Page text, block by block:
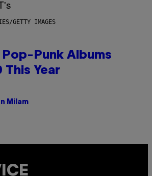
GETTY IMAGES
Punk Albums
This Year
Milam